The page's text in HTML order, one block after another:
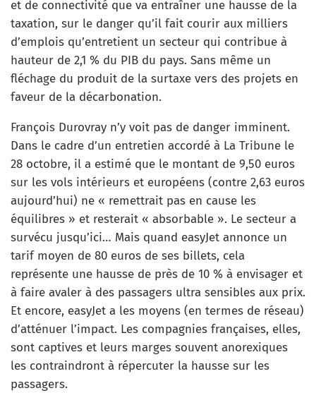
et de connectivité que va entraîner une hausse de la
taxation, sur le danger qu’il fait courir aux milliers
d’emplois qu’entretient un secteur qui contribue à
hauteur de 2,1 % du PIB du pays. Sans même un
fléchage du produit de la surtaxe vers des projets en
faveur de la décarbonation.
François Durovray n’y voit pas de danger imminent.
Dans le cadre d’un entretien accordé à La Tribune le
28 octobre, il a estimé que le montant de 9,50 euros
sur les vols intérieurs et européens (contre 2,63 euros
aujourd’hui) ne « remettrait pas en cause les
équilibres » et resterait « absorbable ». Le secteur a
survécu jusqu’ici… Mais quand easyJet annonce un
tarif moyen de 80 euros de ses billets, cela
représente une hausse de près de 10 % à envisager et
à faire avaler à des passagers ultra sensibles aux prix.
Et encore, easyJet a les moyens (en termes de réseau)
d’atténuer l’impact. Les compagnies françaises, elles,
sont captives et leurs marges souvent anorexiques
les contraindront à répercuter la hausse sur les
passagers.